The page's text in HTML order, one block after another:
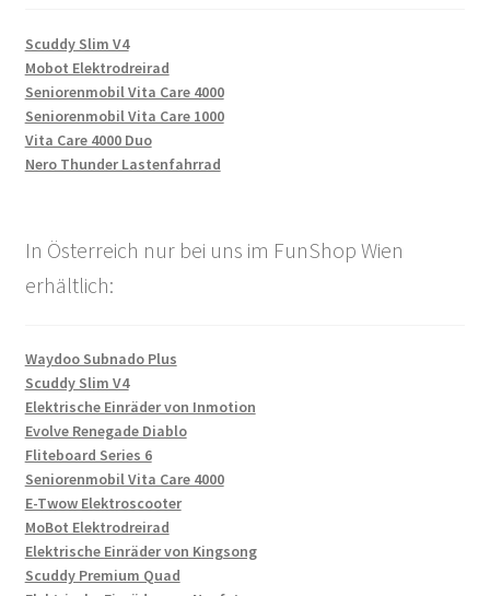
Scuddy Slim V4
Mobot Elektrodreirad
Seniorenmobil Vita Care 4000
Seniorenmobil Vita Care 1000
Vita Care 4000 Duo
Nero Thunder Lastenfahrrad
In Österreich nur bei uns im FunShop Wien
erhältlich:
Waydoo Subnado Plus
Scuddy Slim V4
Elektrische Einräder von Inmotion
Evolve Renegade Diablo
Fliteboard Series 6
Seniorenmobil Vita Care 4000
E-Twow Elektroscooter
MoBot Elektrodreirad
Elektrische Einräder von Kingsong
Scuddy Premium Quad